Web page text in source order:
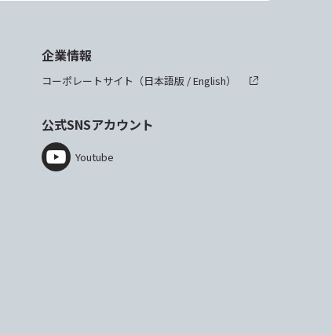
企業情報
コーポレートサイト（日本語版 /English）
公式SNSアカウント
Youtube